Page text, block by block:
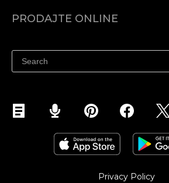
PRODAJTE ONLINE
Privacy Policy